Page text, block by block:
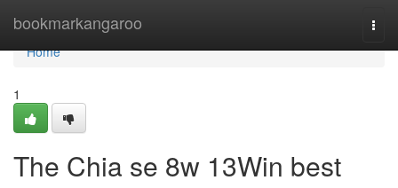
bookmarkangaroo
Home
Home
1
The Chia se 8w 13Win best